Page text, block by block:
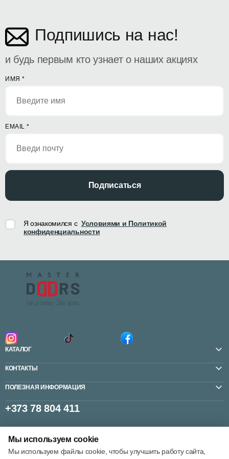
Подпишись на нас!
и будь первым кто узнает о наших акциях
ИМЯ *
EMAIL *
Подписаться
Я ознакомился с Условиями и Политикой
конфиденциальности
КАТАЛОГ
КОНТАКТЫ
ПОЛЕЗНАЯ ИНФОРМАЦИЯ
+373 78 804 411
Настройки cookie
Мы используем cookie
Мы используем файлы cookie, чтобы улучшить работу сайта,